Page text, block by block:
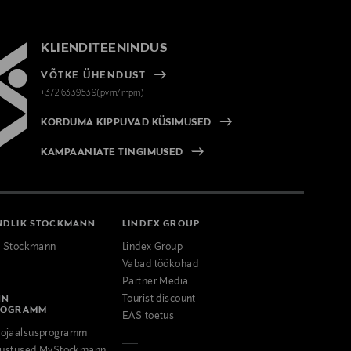
KLIENDITEENINDUS
VÕTKE ÜHENDUST
+372 6339539(pvm/mpm)
KORDUMA KIPPUVAD KÜSIMUSED
KAMPAANIATE TINGIMUSED
STOCKMANN
Stockmann
LINDEX GROUP
Lindex Group
Vabad töökohad
Partner Media
Tourist discount
EAS toetus